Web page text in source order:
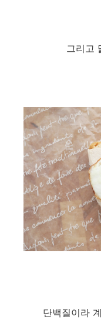
그리고
단백질이라